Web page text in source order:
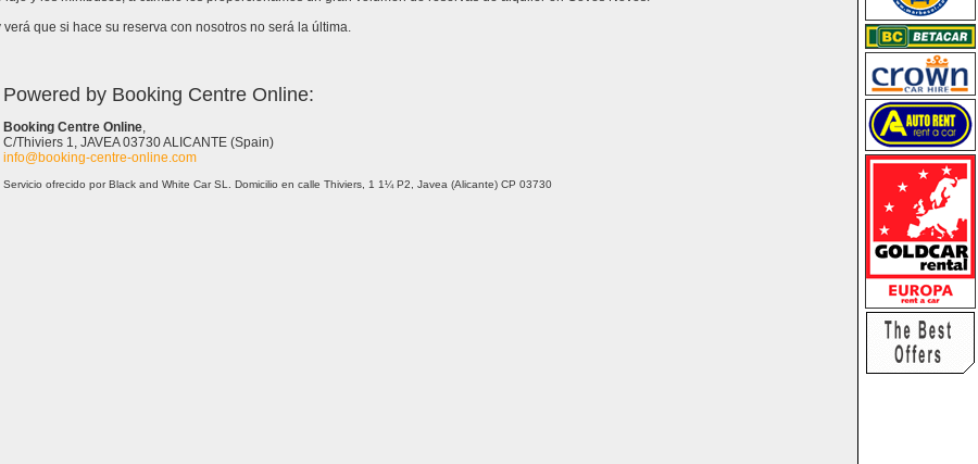
que si hace su reserva con nosotros no será la última.
Powered by Booking Centre Online:
Booking Centre Online,
C/Thiviers 1, JAVEA 03730 ALICANTE (Spain)
info@booking-centre-online.com
Servicio ofrecido por Black and White Car SL. Domicilio en calle Thiviers, 1 1¼ P2, Javea (Alicante) CP 03730